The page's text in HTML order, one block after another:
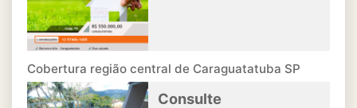
Cobertura região central de Caraguatatuba SP
Consulte